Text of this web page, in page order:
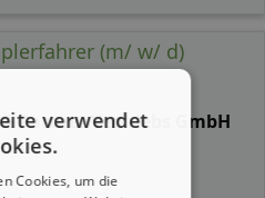
(m/ w/ d)
Partner Vertriebs GmbH
verwendet
Cookies, um die